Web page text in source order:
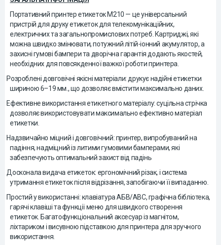
Портативний принтер етикеток M210 — це універсальний
пристрій для друку етикеток для телекомунікаційних,
електричних та загальнопромислових потреб. Картриджі, які
можна швидко змінювати, потужний літій-іонний акумулятор, а
захисні гумові бампери та дворічна гарантія додають якостей,
необхідних для повсякденної важкої роботи принтера.
Розроблені довговічні якісні матеріали: друкує надійні етикетки
шириною 6–19 мм., що дозволяє вмістити максимально даних.
Ефективне використання етикетного матеріалу: суцільна стрічка
дозволяє використовувати максимально ефективно матеріал
етикетки.
Надзвичайно міцний і довговічний: принтер, випробуваний на
падіння, надміцний із литими гумовими бамперами, які
забезпечують оптимальний захист від падінь
Досконала видача етикеток: ергономічний різак, і система
утримання етикеток після відрізання, запобігаючи її випаданню.
Простий у використанні: клавіатура АБВ/ABC, графічна бібліотека,
гарячі клавіші та функції меню для швидкого створення
етикеток. Багатофункціональний аксесуар із магнітом,
ліхтариком і висувною підставкою для принтера для зручного
використання.